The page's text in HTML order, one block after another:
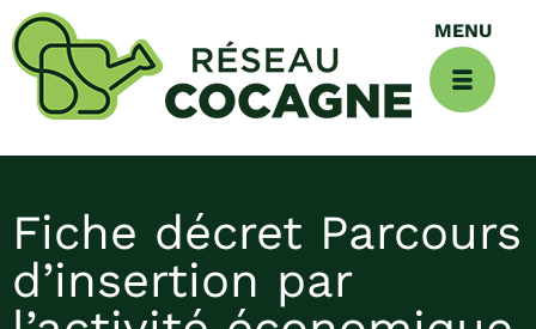
Fiche décret Parcours
d’insertion par